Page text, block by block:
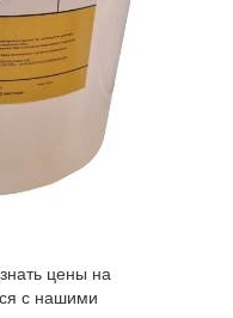
цены на
с нашими